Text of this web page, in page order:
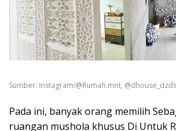
Sumber: Instagram/@Rumah.mnt, @dhouse_dzds
Pada ini, banyak orang memilih
ruangan mushola khusus Di Untuk